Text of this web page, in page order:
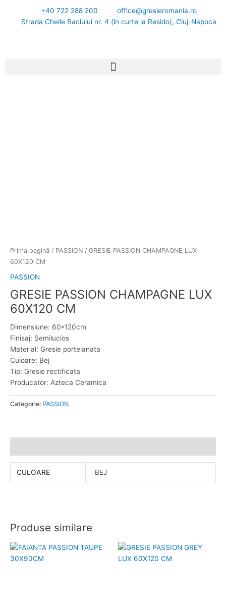
content
+40 722 288 200
office@gresieromania.ro
Strada Cheile Baciului nr. 4 (în curte la Resido), Cluj-Napoca
Prima pagină / PASSION / GRESIE PASSION CHAMPAGNE LUX
60X120 CM
PASSION
GRESIE PASSION CHAMPAGNE LUX
60X120 CM
Dimensiune: 60*120cm
Finisaj: Semilucios
Material: Gresie portelanata
Culoare: Bej
Tip: Gresie rectificata
Producator: Azteca Ceramica
Categorie: PASSION
CULOARE BEJ
Produse similare